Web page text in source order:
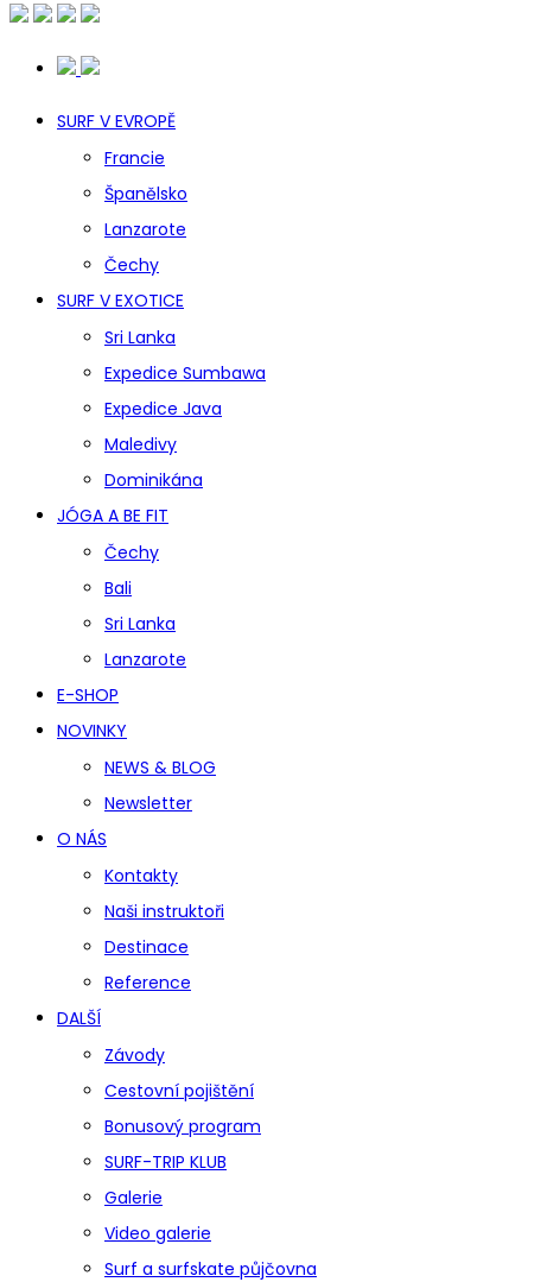
SURF V EVROPĚ
Francie
Španělsko
Lanzarote
Čechy
SURF V EXOTICE
Sri Lanka
Expedice Sumbawa
Expedice Java
Maledivy
Dominikána
JÓGA A BE FIT
Čechy
Bali
Sri Lanka
Lanzarote
E-SHOP
NOVINKY
NEWS & BLOG
Newsletter
O NÁS
Kontakty
Naši instruktoři
Destinace
Reference
DALŠÍ
Závody
Cestovní pojištění
Bonusový program
SURF-TRIP KLUB
Galerie
Video galerie
Surf a surfskate půjčovna